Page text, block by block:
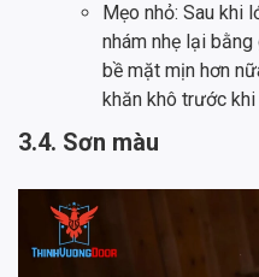
Mẹo nhỏ: Sau khi
nhám nhẹ lại
bề mặt mịn hơn
khăn khô trước
3.4. Sơn màu